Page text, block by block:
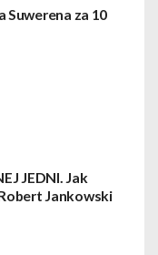
Suwerena za 10
JEDNI. Jak
Jankowski